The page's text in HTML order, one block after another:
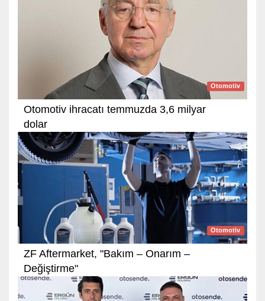
Otomotiv
Otomotiv ihracatı temmuzda 3,6 milyar
dolar
Otomotiv
ZF Aftermarket, "Bakım – Onarım –
Değiştirme"